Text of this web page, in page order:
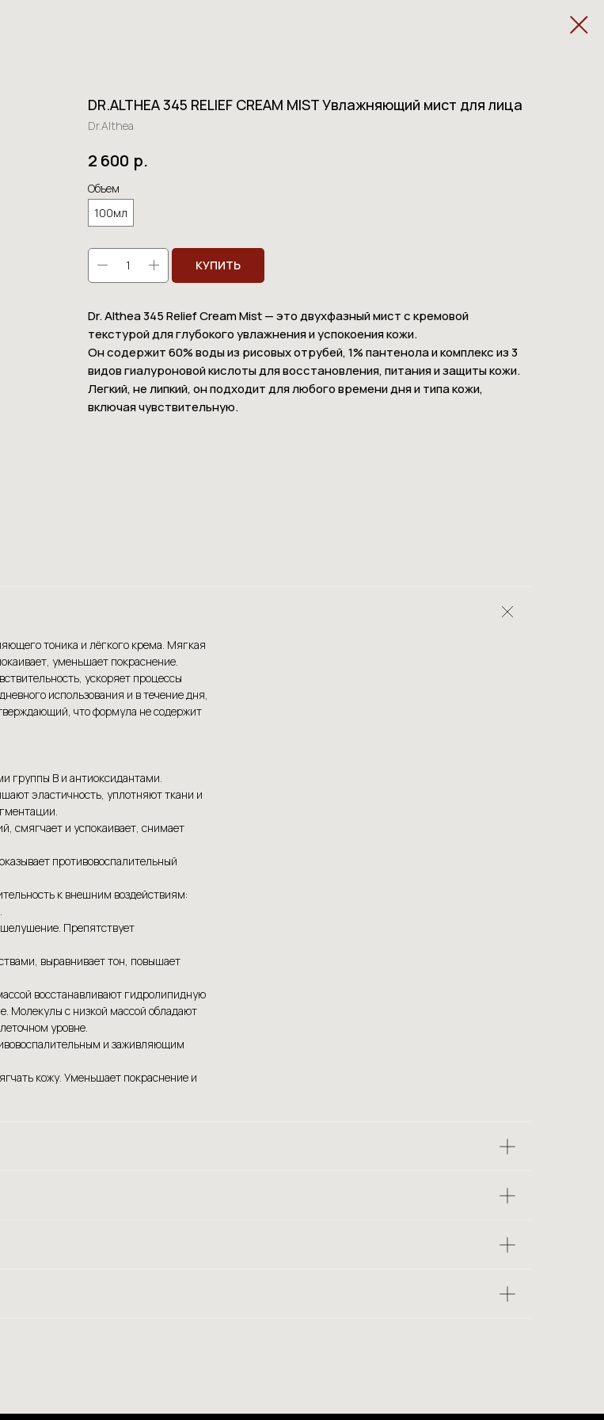
DR.ALTHEA 345 RELIEF CREAM MIST Увлажняющий мист для лица
Dr.Althea
2 600 р.
Объем
100мл
КУПИТЬ
Dr. Althea 345 Relief Cream Mist — это двухфазный мист с кремовой
текстурой для глубокого увлажнения и успокоения кожи.
Он содержит 60% воды из рисовых отрубей, 1% пантенола и комплекс из 3
видов гиалуроновой кислоты для восстановления, питания и защиты кожи.
Легкий, не липкий, он подходит для любого времени дня и типа кожи,
включая чувствительную.
тоника и лёгкого крема. Мягкая
уменьшает покраснение.
ускоряет процессы
использования и в течение дня,
что формула не содержит
группы В и антиоксидантами.
эластичность, уплотняют ткани и
смягчает и успокаивает, снимает
противовоспалительный
к внешним воздействиям:
Препятствует
выравнивает тон, повышает
восстанавливают гидролипидную
Молекулы с низкой массой обладают
уровне.
и заживляющим
кожу. Уменьшает покраснение и